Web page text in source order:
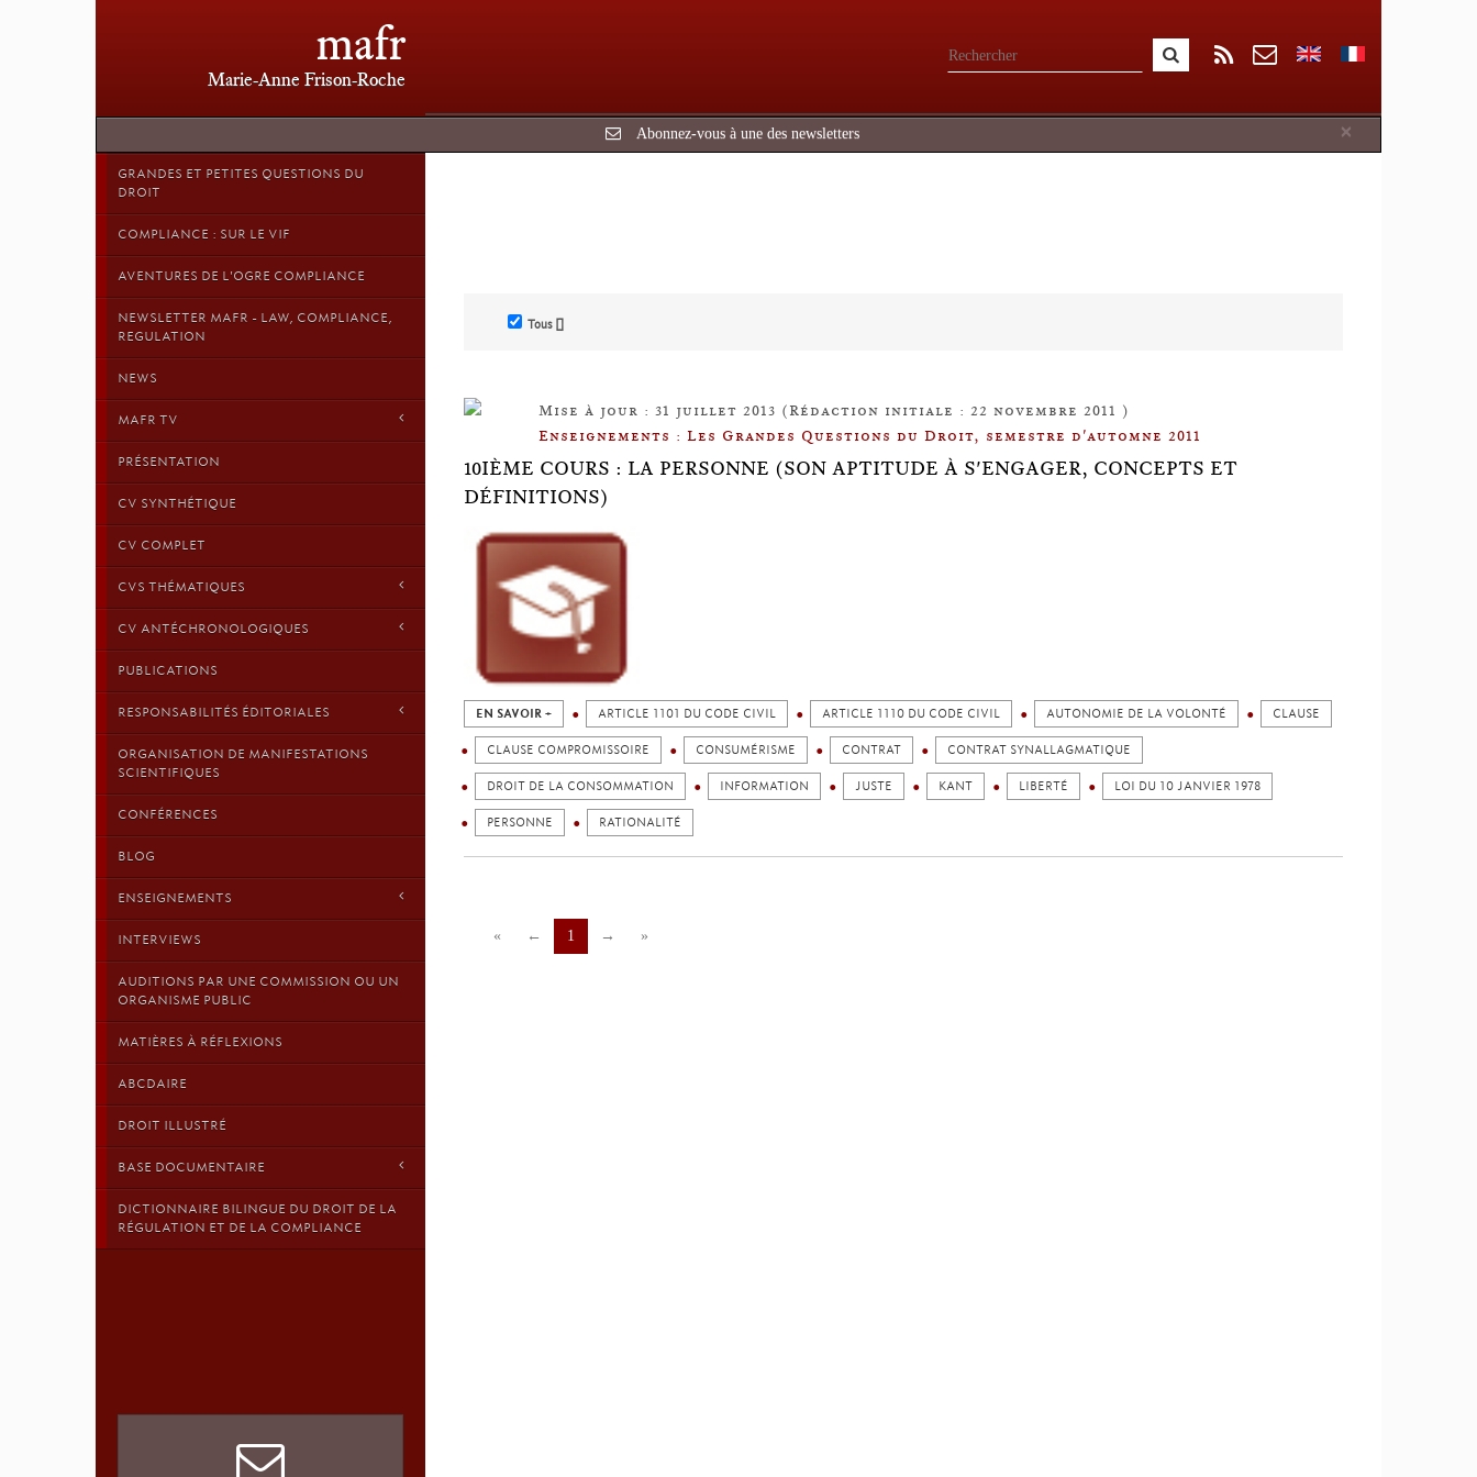
mafr
Marie-Anne Frison-Roche
×
Abonnez-vous à une des newsletters
GRANDES ET PETITES QUESTIONS DU
DROIT
COMPLIANCE : SUR LE VIF
AVENTURES DE L'OGRE COMPLIANCE
NEWSLETTER MAFR - LAW, COMPLIANCE,
REGULATION
NEWS
MAFR TV
PRÉSENTATION
CV SYNTHÉTIQUE
CV COMPLET
CVS THÉMATIQUES
CV ANTÉCHRONOLOGIQUES
PUBLICATIONS
RESPONSABILITÉS ÉDITORIALES
ORGANISATION DE MANIFESTATIONS
SCIENTIFIQUES
CONFÉRENCES
BLOG
ENSEIGNEMENTS
INTERVIEWS
AUDITIONS PAR UNE COMMISSION OU UN
ORGANISME PUBLIC
MATIÈRES À RÉFLEXIONS
ABCDAIRE
DROIT ILLUSTRÉ
BASE DOCUMENTAIRE
DICTIONNAIRE BILINGUE DU DROIT DE LA
RÉGULATION ET DE LA COMPLIANCE
Tous []
Mise à jour : 31 juillet 2013 (Rédaction initiale : 22 novembre 2011 )
Enseignements : Les Grandes Questions du Droit, semestre d'automne 2011
10IÈME COURS : LA PERSONNE (SON APTITUDE À S'ENGAGER, CONCEPTS ET
DÉFINITIONS)
EN SAVOIR + ARTICLE 1101 DU CODE CIVIL ARTICLE 1110 DU CODE CIVIL AUTONOMIE DE LA VOLONTÉ CLAUSE
CLAUSE COMPROMISSOIRE CONSUMÉRISME CONTRAT CONTRAT SYNALLAGMATIQUE
DROIT DE LA CONSOMMATION INFORMATION JUSTE KANT LIBERTÉ LOI DU 10 JANVIER 1978
PERSONNE RATIONALITÉ
« ← 1 → »